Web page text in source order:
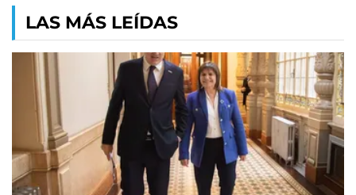
LAS MÁS LEÍDAS